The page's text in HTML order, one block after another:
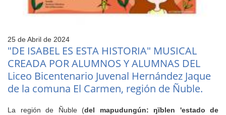
25 de Abril de 2024
"DE ISABEL ES ESTA HISTORIA" MUSICAL
CREADA POR ALUMNOS Y ALUMNAS DEL
Liceo Bicentenario Juvenal Hernández Jaque
de la comuna El Carmen, región de Ñuble.
La región de Ñuble (del mapudungún: ŋïblen 'estado de